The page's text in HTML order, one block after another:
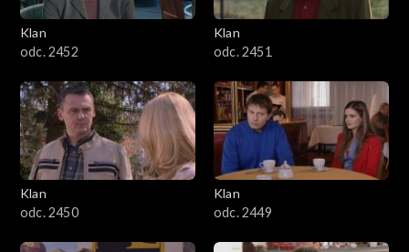
Klan
odc. 2452
Klan
odc. 2451
Klan
odc. 2450
Klan
odc. 2449